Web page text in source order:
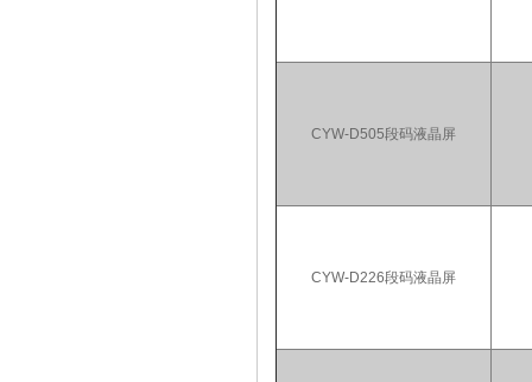
CYW-D505段码液晶屏
CYW-D226段码液晶屏